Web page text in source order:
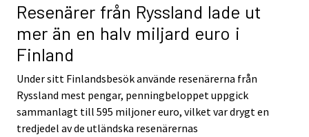
Resenärer från Ryssland lade ut
mer än en halv miljard euro i
Finland
Under sitt Finlandsbesök använde resenärerna från
Ryssland mest pengar, penningbeloppet uppgick
sammanlagt till 595 miljoner euro, vilket var drygt en
tredjedel av de utländska resenärernas